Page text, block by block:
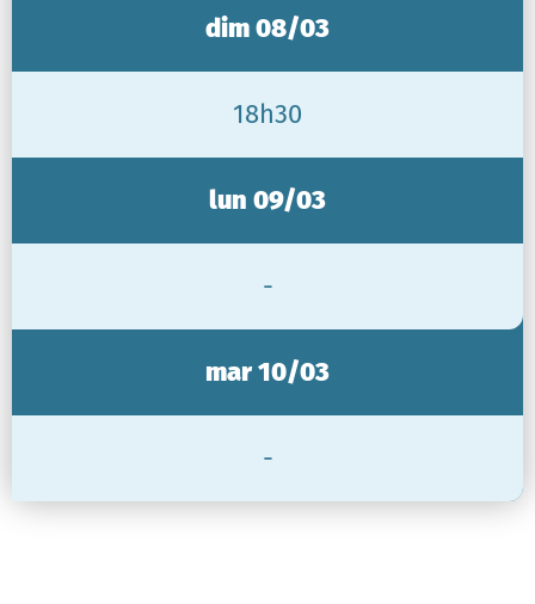
dim 08/03
18h30
lun 09/03
-
mar 10/03
-